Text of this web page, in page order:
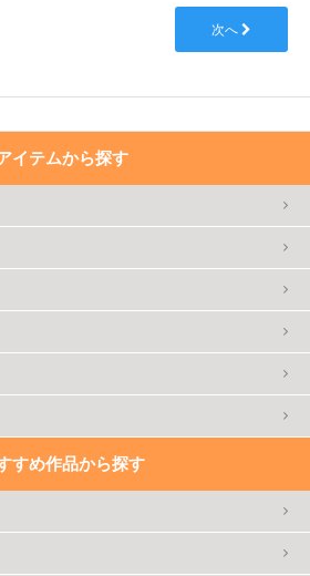
次へ
イテムから探す
すめ作品から探す